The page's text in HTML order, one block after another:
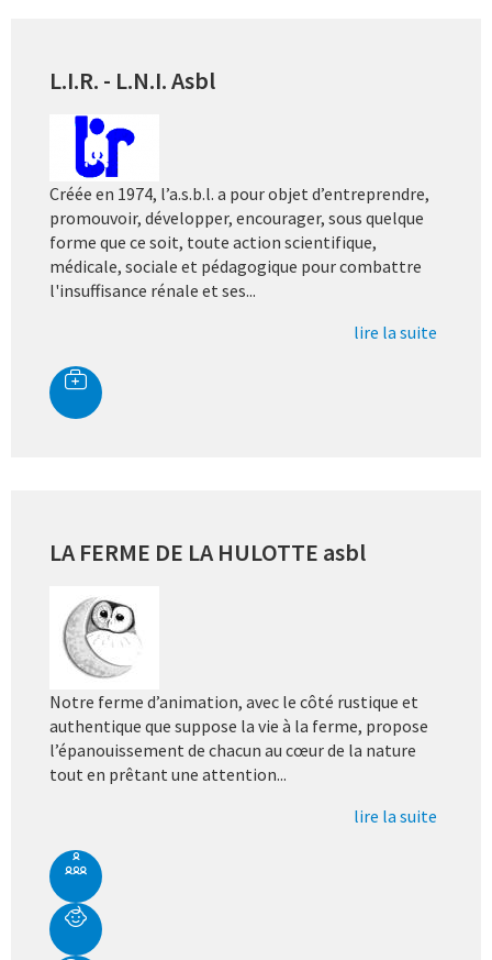
L.I.R. - L.N.I. Asbl
Créée en 1974, l’a.s.b.l. a pour objet d’entreprendre,
promouvoir, développer, encourager, sous quelque
forme que ce soit, toute action scientifique,
médicale, sociale et pédagogique pour combattre
l'insuffisance rénale et ses...
lire la suite
LA FERME DE LA HULOTTE asbl
Notre ferme d’animation, avec le côté rustique et
authentique que suppose la vie à la ferme, propose
l’épanouissement de chacun au cœur de la nature
tout en prêtant une attention...
lire la suite